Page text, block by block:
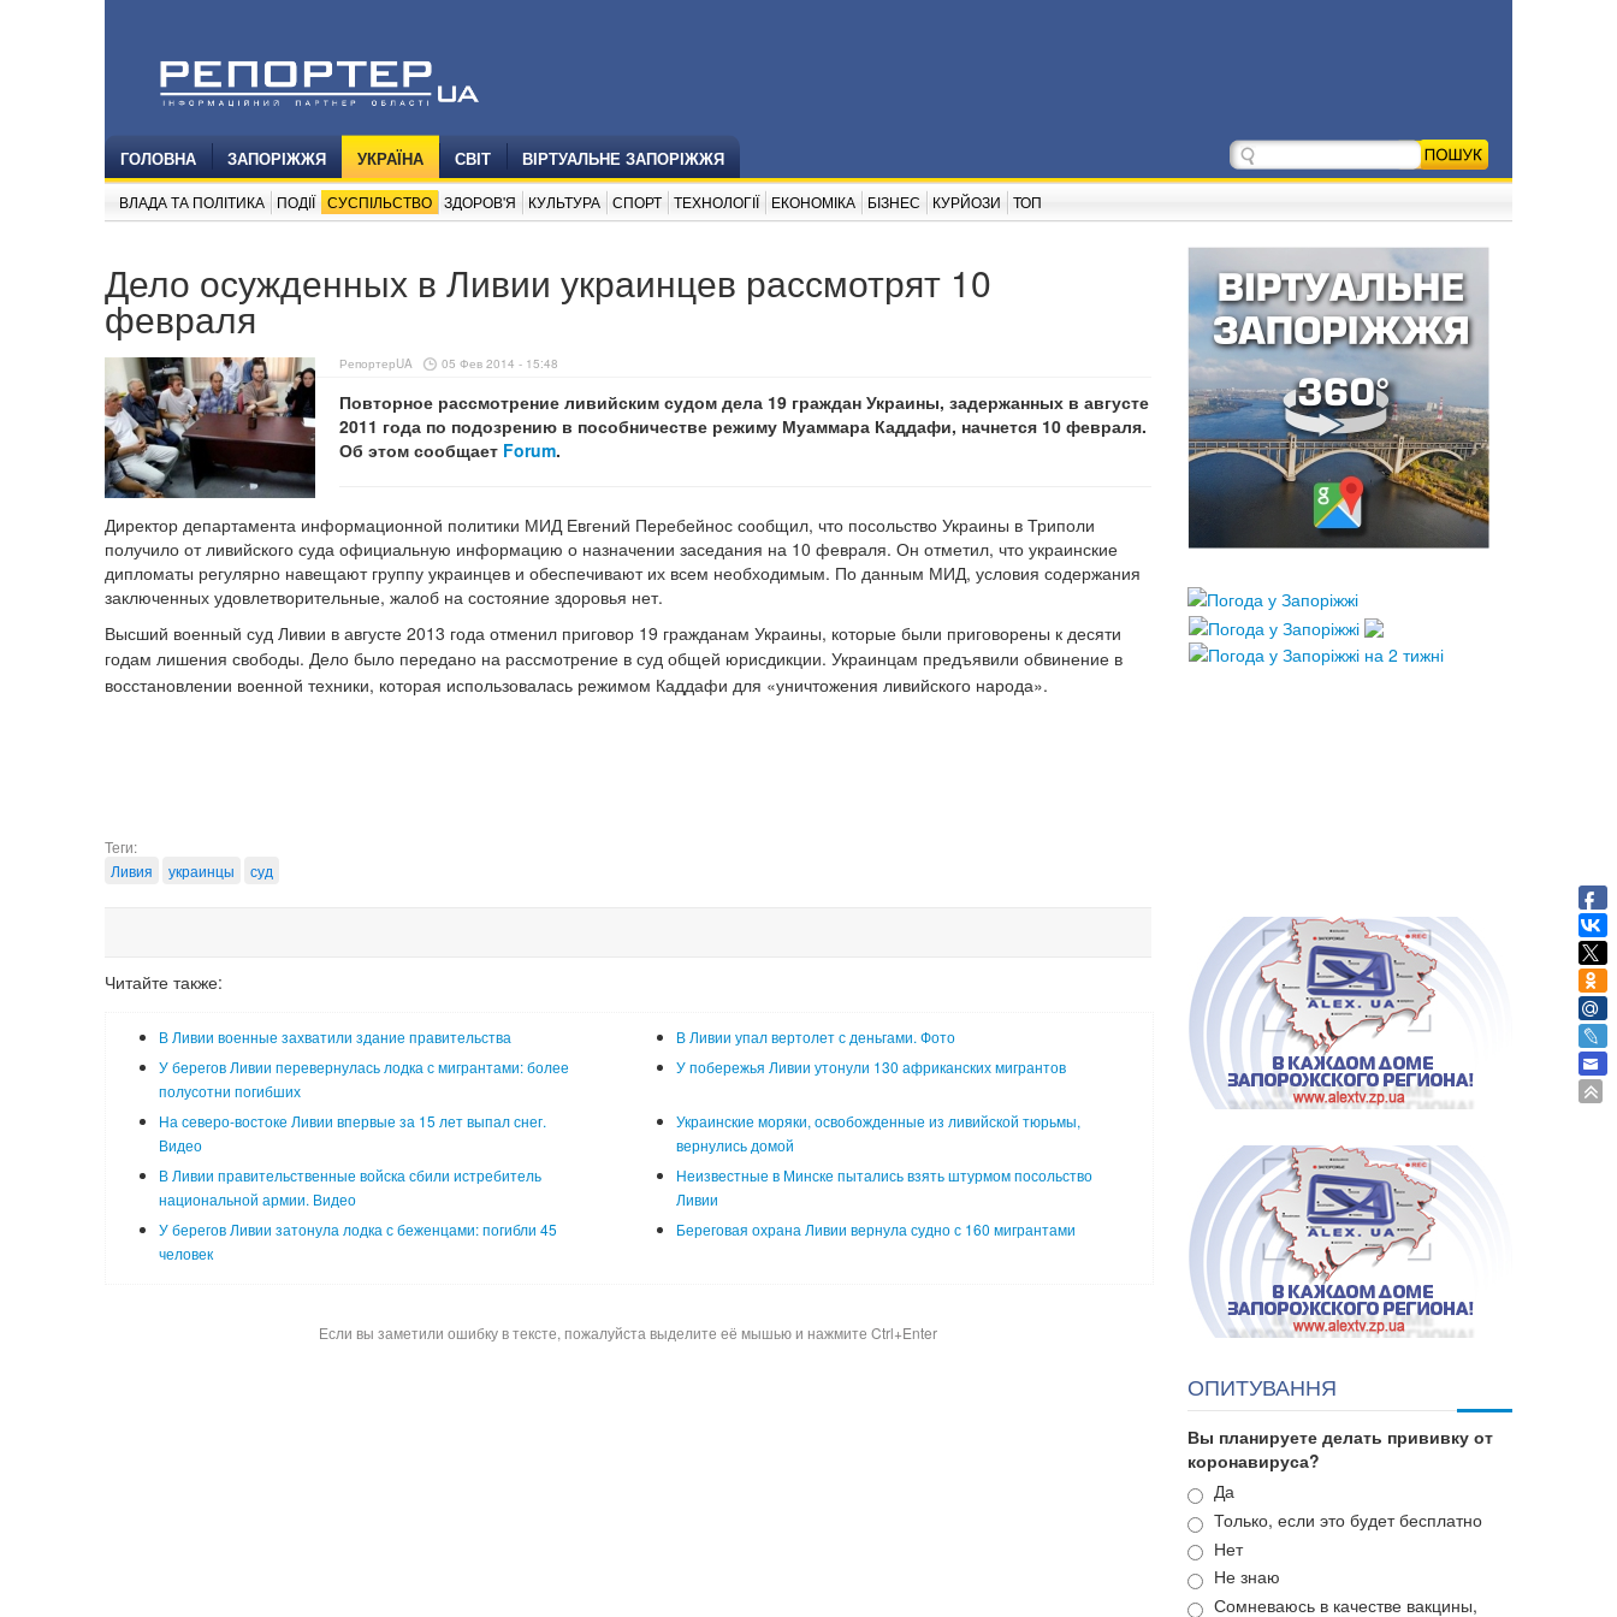
ГОЛОВНА ЗАПОРІЖЖЯ УКРАЇНА СВІТ ВІРТУАЛЬНЕ ЗАПОРІЖЖЯ
ВЛАДА ТА ПОЛІТИКА ПОДІЇ СУСПІЛЬСТВО ЗДОРОВ'Я КУЛЬТУРА СПОРТ ТЕХНОЛОГІЇ ЕКОНОМІКА БІЗНЕС КУРЙОЗИ ТОП
Дело осужденных в Ливии украинцев рассмотрят 10
февраля
РепортерUA 05 Фев 2014 - 15:48
Повторное рассмотрение ливийским судом дела 19 граждан Украины, задержанных в августе
2011 года по подозрению в пособничестве режиму Муаммара Каддафи, начнется 10 февраля.
Об этом сообщает Forum.
Директор департамента информационной политики МИД Евгений Перебейнос сообщил, что посольство Украины в Триполи
получило от ливийского суда официальную информацию о назначении заседания на 10 февраля. Он отметил, что украинские
дипломаты регулярно навещают группу украинцев и обеспечивают их всем необходимым. По данным МИД, условия содержания
заключенных удовлетворительные, жалоб на состояние здоровья нет.
Высший военный суд Ливии в августе 2013 года отменил приговор 19 гражданам Украины, которые были приговорены к десяти
годам лишения свободы. Дело было передано на рассмотрение в суд общей юрисдикции. Украинцам предъявили обвинение в
восстановлении военной техники, которая использовалась режимом Каддафи для «уничтожения ливийского народа».
Теги:
Ливия
украинцы суд
Читайте также:
В Ливии военные захватили здание правительства
В Ливии упал вертолет с деньгами. Фото
У берегов Ливии перевернулась лодка с мигрантами: более
полусотни погибших
У побережья Ливии утонули 130 африканских мигрантов
На северо-востоке Ливии впервые за 15 лет выпал снег.
Видео
Украинские моряки, освобожденные из ливийской тюрьмы,
вернулись домой
В Ливии правительственные войска сбили истребитель
национальной армии. Видео
Неизвестные в Минске пытались взять штурмом посольство
Ливии
У берегов Ливии затонула лодка с беженцами: погибли 45
человек
Береговая охрана Ливии вернула судно с 160 мигрантами
Если вы заметили ошибку в тексте, пожалуйста выделите её мышью и нажмите Ctrl+Enter
ОПИТУВАННЯ
Вы планируете делать прививку от
коронавируса?
Варианты
Да
Только, если это будет бесплатно
Нет
Не знаю
Сомневаюсь в качестве вакцины,